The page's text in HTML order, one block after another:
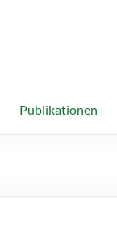
Publikationen